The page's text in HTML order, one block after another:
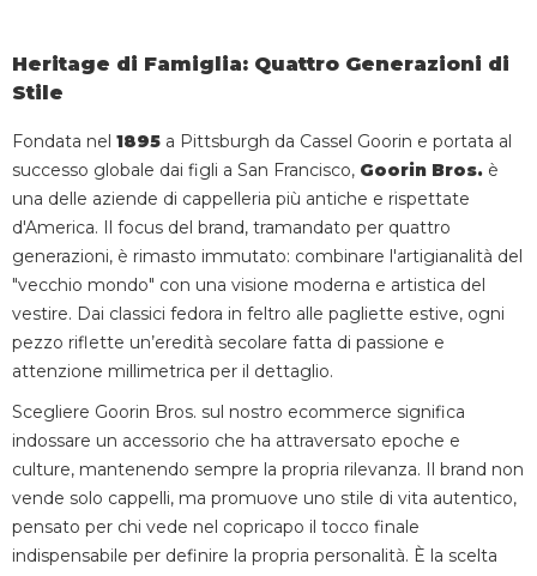
Heritage di Famiglia: Quattro Generazioni di
Stile
Fondata nel 1895 a Pittsburgh da Cassel Goorin e portata al
successo globale dai figli a San Francisco, Goorin Bros. è
una delle aziende di cappelleria più antiche e rispettate
d'America. Il focus del brand, tramandato per quattro
generazioni, è rimasto immutato: combinare l'artigianalità del
"vecchio mondo" con una visione moderna e artistica del
vestire. Dai classici fedora in feltro alle pagliette estive, ogni
pezzo riflette un’eredità secolare fatta di passione e
attenzione millimetrica per il dettaglio.
Scegliere Goorin Bros. sul nostro ecommerce significa
indossare un accessorio che ha attraversato epoche e
culture, mantenendo sempre la propria rilevanza. Il brand non
vende solo cappelli, ma promuove uno stile di vita autentico,
pensato per chi vede nel copricapo il tocco finale
indispensabile per definire la propria personalità. È la scelta